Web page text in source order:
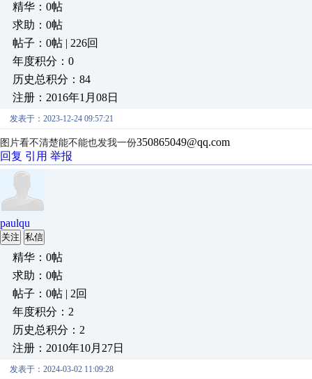
精华：0帖
求助：0帖
帖子：0帖 | 226回
年度积分：0
历史总积分：84
注册：2016年1月08日
发表于：2023-12-24 09:57:21
图片看不清楚能不能也发我一份350865049@qq.com
回复 引用 举报
paulqu
关注 私信
精华：0帖
求助：0帖
帖子：0帖 | 2回
年度积分：2
历史总积分：2
注册：2010年10月27日
发表于：2024-03-02 11:09:28